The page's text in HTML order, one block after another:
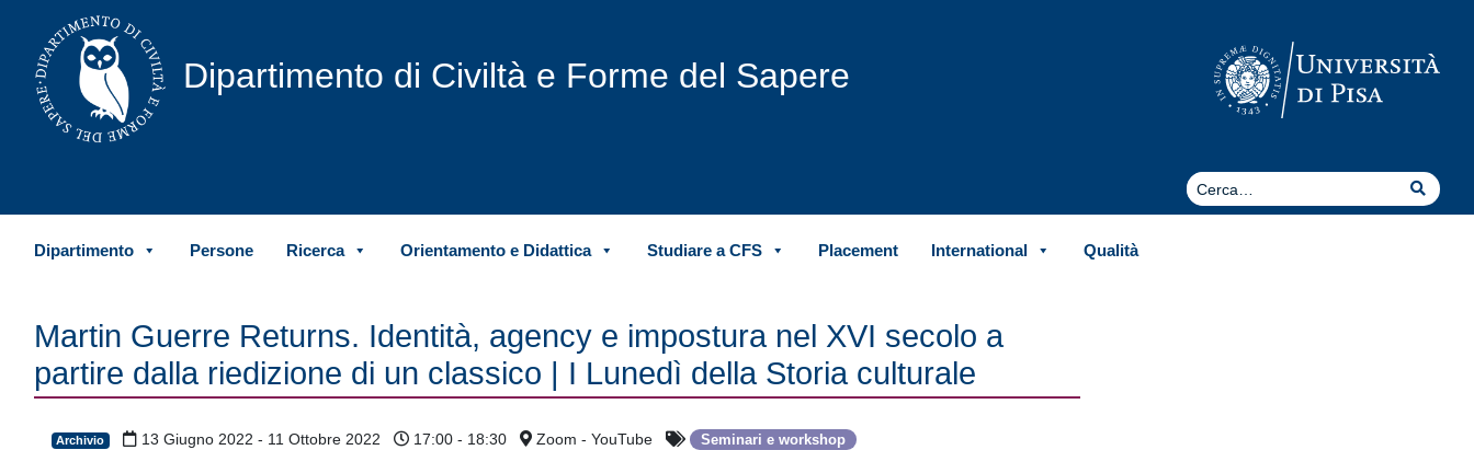
Vai al contenuto
Dipartimento di Civiltà e Forme del Sapere
Cerca
Cerca
Dipartimento Persone Ricerca Orientamento e Didattica Studiare a CFS Placement International Qualità
Martin Guerre Returns. Identità, agency e impostura nel XVI secolo a
partire dalla riedizione di un classico | I Lunedì della Storia culturale
Archivio 13 Giugno 2022 - 11 Ottobre 2022 17:00 - 18:30 Zoom - YouTube Seminari e workshop